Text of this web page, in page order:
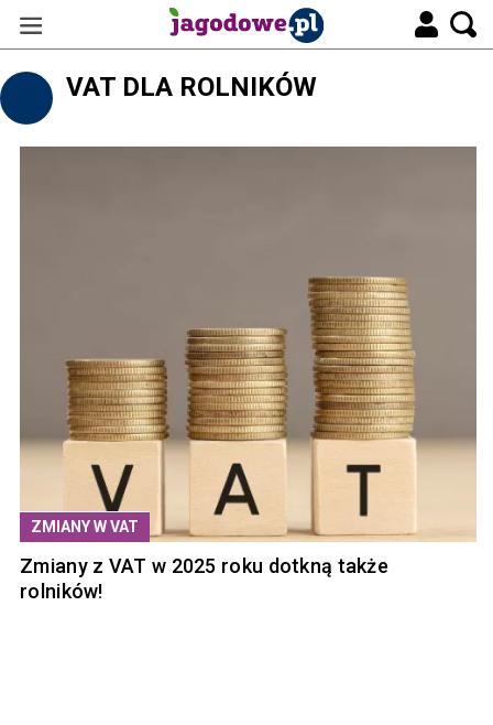
VAT DLA ROLNIKÓW
ZMIANY W VAT
Zmiany z VAT w 2025 roku dotkną także
rolników!